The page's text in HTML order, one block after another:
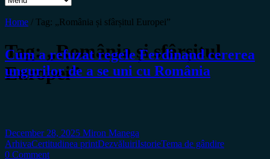
Home / Tag: „România și sfârșitul Europei”
Tag:„România și sfârșitul
Europei”
Cum a refuzat regele Ferdinand cererea
ungurilor de a se uni cu România
December 28, 2025 Miron Manega
ArhivaCertitudinea printDezvăluiriIstorieTema de gândire
0 Comment